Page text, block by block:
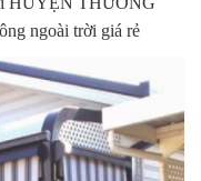
ngoài trời giá rẻ